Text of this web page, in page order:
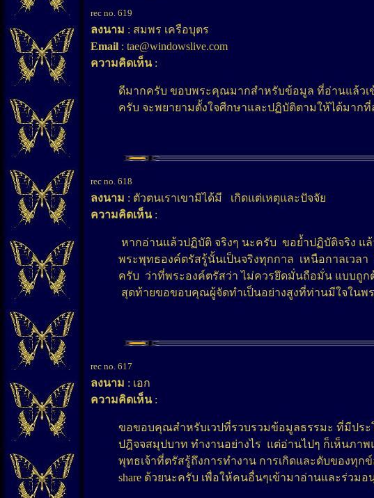
rec no. 619
ลงนาม : สมพร เครือบุตร
Email: tae@windowslive.com
ความคิดเห็น:
ดีมากครับ ขอบพระคุณมากสำหรับข้อมูล ที่อ่านแล้วเ
ครับ จะพยายามตั้งใจศีกษาและปฏิบัติตามให้ได้มากที่
rec no. 618
ลงนาม : ตัวตนเราเขามิได้มี เกิดแต่เหตุและปัจจัย
ความคิดเห็น:
หากอ่านแล้วปฏิบัติ จริงๆ นะครับ ขอย้ำปฏิบัติจริง แล้
พระพุทธองค์ตรัสรู้นั้นเป็นจริงทุกกาล เหนือกาลเวลา
ครับ ว่าที่พระองค์ตรัสว่า ไม่ควรยึดมั่นถือมั่น แบบถูก
สุดท้ายขอขอบคุณผู้จัดทำเป็นอย่างสูงที่ท่านมีใจในพ
rec no. 617
ลงนาม : เอก
ความคิดเห็น:
ขอขอบคุณสำหรับเวปที่รวบรวมข้อมูลธรรมะ ที่มีประ
ปฎิจจสมุปบาท ทำงานอย่างไร แต่อ่านไปๆ ก็เห็นภา
พุทธเจ้าที่ตรัสรู้ถึงการทำงาน การเกิดและดับของทุ
share ด้วยนะครับ เพื่อให้คนอื่นๆเข้ามาอ่านและร่วม